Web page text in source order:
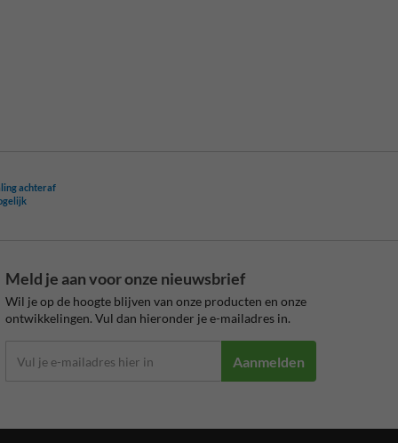
achteraf
Meld je aan voor onze nieuwsbrief
Wil je op de hoogte blijven van onze producten en onze
ontwikkelingen. Vul dan hieronder je e-mailadres in.
Aanmelden